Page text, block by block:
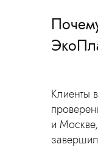
Клиенты
и